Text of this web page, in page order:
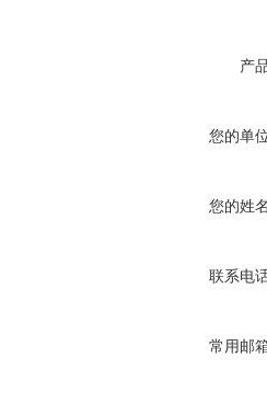
产
您的单
您的姓
联系电
常用邮